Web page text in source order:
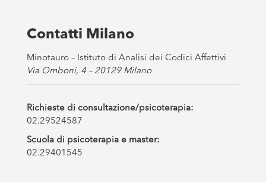
s
*
Contatti Milano
Minotauro – Istituto di Analisi dei Codici Affettivi
Via Omboni, 4 – 20129 Milano
Richieste di consultazione/psicoterapia:
02.29524587
Scuola di psicoterapia e master:
02.29401545